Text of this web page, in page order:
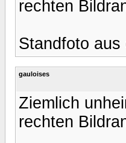
rechten
Standfoto
gauloises
Ziemlich
rechten